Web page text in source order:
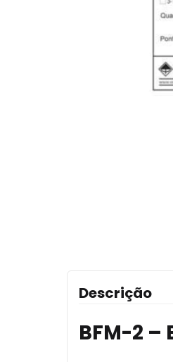
Descrição
BFM-2 –